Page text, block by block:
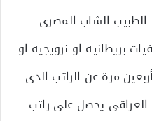
الشاب المصري
بريطانية او نرويجية او
مرة عن الراتب الذي
العراقي يحصل على راتب